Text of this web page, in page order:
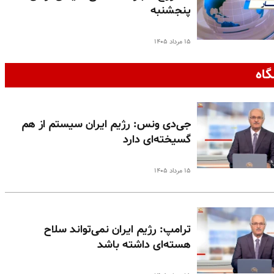
پنجشنبه
۱۵ مرداد ۱۴۰۵
جی‌دی ونس: رژیم ایران سیستم از هم
گسیخته‌ای دارد
۱۵ مرداد ۱۴۰۵
ترامپ: رژیم ایران نمی‌تواند سلاح
هسته‌ای داشته باشد